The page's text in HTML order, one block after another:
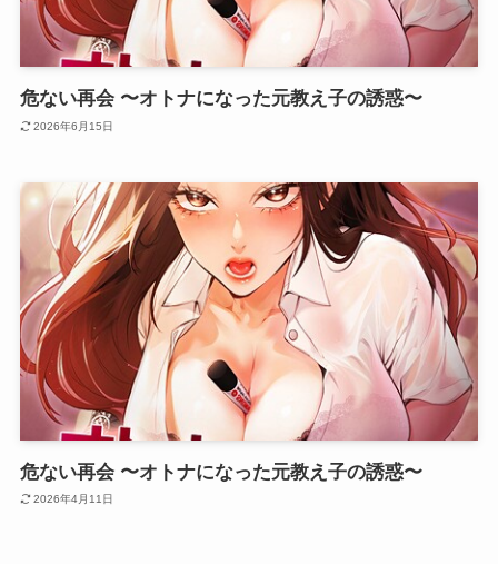
危ない再会 〜オトナになった元教え子の誘惑〜
2026年6月15日
危ない再会 〜オトナになった元教え子の誘惑〜
2026年4月11日